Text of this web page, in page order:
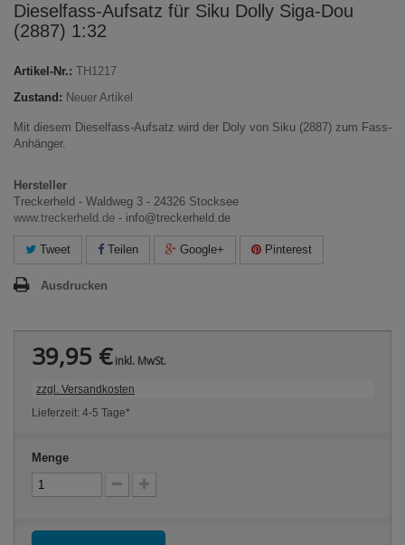
Dieselfass-Aufsatz für Siku Dolly Siga-Dou
(2887) 1:32
Artikel-Nr.: TH1217
Zustand: Neuer Artikel
Mit diesem Dieselfass-Aufsatz wird der Doly von Siku (2887) zum Fass-
Anhänger.
Hersteller
Treckerheld - Waldweg 3 - 24326 Stocksee
www.treckerheld.de - info@treckerheld.de
Tweet Teilen Google+ Pinterest
Ausdrucken
39,95 €inkl. MwSt.
zzgl. Versandkosten
Lieferzeit: 4-5 Tage*
Menge